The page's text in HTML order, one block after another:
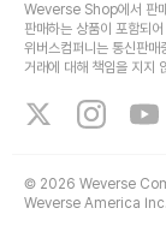
Weverse Shop에서 판
판매하는 상품이 포함되
위버스컴퍼니는 통신판매
거래에 대해 책임을 지지
© 2026 Weverse
Weverse America